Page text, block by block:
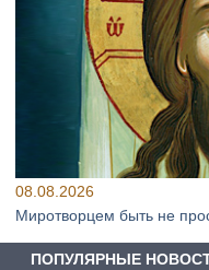
08.08.2026
Миротворцем быть не
ПОПУЛЯРНЫЕ